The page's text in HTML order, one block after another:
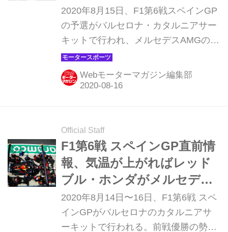
ンはまた3番手【モータース
ポーツ】
2020年8月15日、F1第6戦スペインGP
の予選がバルセロナ・カタルニアサー
キットで行われ、メルセデスAMGのル
イス・ハミルトンがポールポジション
を獲得した。2番手はチームメイトの
バルテリ・ボッタス、3番手はレッド
ボンは6番手。 決勝では2ストップ以上
の、かつてないタイヤ戦略も 金曜日に
続き気温が高い中で始まった予選のQ1
では、ホンダ勢は4台とも快調なペー
スで問題なくQ2に進出。Q2では決勝
スタートタイヤを見据えて各チームの
選択に注目が集まるなか、ミディアム
Webモーターマガジン編集部
Official Staff
F1第6戦 スペインGP直前情
報、気温が上がればレッド
ブル・ホンダがメルセデス
AMGを圧倒する!?【モータ
ースポーツ】
2020年8月14日〜16日、F1第6戦 スペ
インGPがバルセロナのカタルニアサ
ーキットで行われる。前戦優勝の勢い